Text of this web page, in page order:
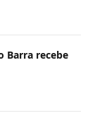
Barra recebe